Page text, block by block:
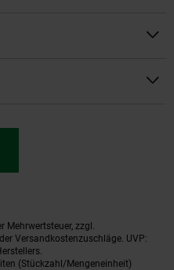
Mehrwertsteuer, zzgl.
Versandkostenzuschläge. UVP:
(Stückzahl/Mengeneinheit)